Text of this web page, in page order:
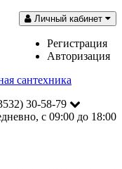
Личный кабинет
Регистрация
Авторизация
30-58-79
с 09:00 до 18:00